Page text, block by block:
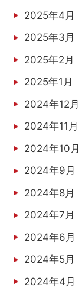
2025年4月
2025年3月
2025年2月
2025年1月
2024年12月
2024年11月
2024年10月
2024年9月
2024年8月
2024年7月
2024年6月
2024年5月
2024年4月